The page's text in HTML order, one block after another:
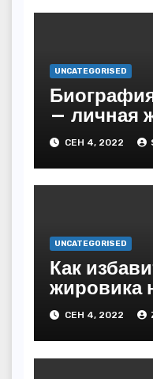
UNCATEGORISED
— личная
дети.
жизни и
СЕН 4, 2022
UNCATEGORISED
Как
жировика
СЕН 4, 2022